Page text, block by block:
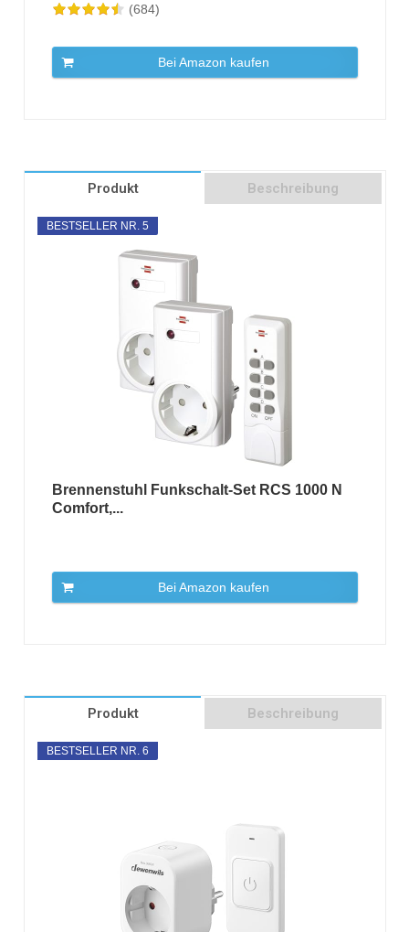
(684)
Bei Amazon kaufen
Produkt Beschreibung
BESTSELLER NR. 5
Brennenstuhl Funkschalt-Set RCS 1000 N
Comfort,...
Bei Amazon kaufen
Produkt Beschreibung
BESTSELLER NR. 6